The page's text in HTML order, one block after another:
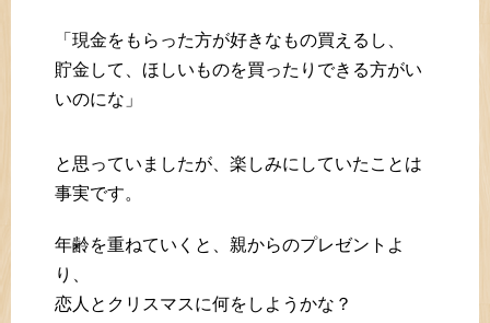
「現金をもらった方が好きなもの買えるし、
貯金して、ほしいものを買ったりできる方がい
いのにな」
と思っていましたが、楽しみにしていたことは
事実です。
年齢を重ねていくと、親からのプレゼントよ
り、
恋人とクリスマスに何をしようかな？